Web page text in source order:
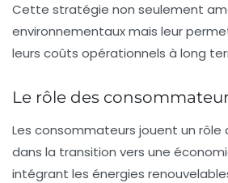
Cette stratégie non seulement
environnementaux mais leur
leurs coûts opérationnels à long
Le rôle des
Les consommateurs jouent un rôle
dans la transition vers une
intégrant les énergies